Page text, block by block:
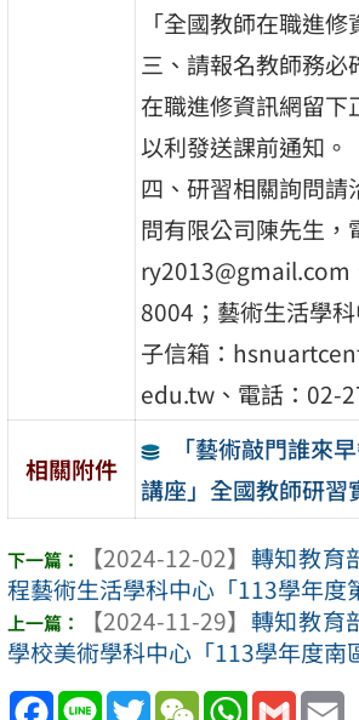
「全國教師在職進
三、請報名教師務必
在職進修資訊網留下
以利發送課前通知。
四、研習相關詢問請
問有限公司陳先生
ry2013@gmail.com
8004；藝術生活學
子信箱：
edu.tw、電話：02-
相關附件
「藝術敲門誰來
講座」全國教師研習
【2024-12-02】 轉知教育
程藝術生活學科中心「113學年度
【2024-11-29】 轉知教育
學校美術學科中心「113學年度南
Facebook
Line TwitterWeChatWhatsApp
Gmail